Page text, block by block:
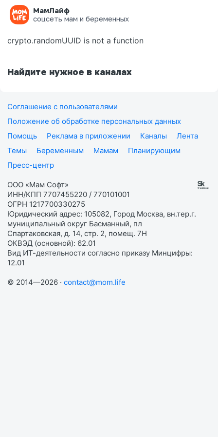
МамЛайф
соцсеть мам и беременных
Ошибка на странице
crypto.randomUUID is not a function
Найдите нужное в каналах
Соглашение с пользователями
Положение об обработке персональных данных
Помощь
Реклама в приложении Каналы
Лента
Темы
Беременным Мамам
Планирующим
Пресс-центр
ООО «Мам Софт»
ИНН/КПП 7707455220 / 770101001
ОГРН 1217700330275
Юридический адрес: 105082, Город Москва, вн.тер.г.
муниципальный округ Басманный, пл
Спартаковская, д. 14, стр. 2, помещ. 7Н
ОКВЭД (основной): 62.01
Вид ИТ-деятельности согласно приказу Минцифры:
12.01
© 2014—2026 · contact@mom.life